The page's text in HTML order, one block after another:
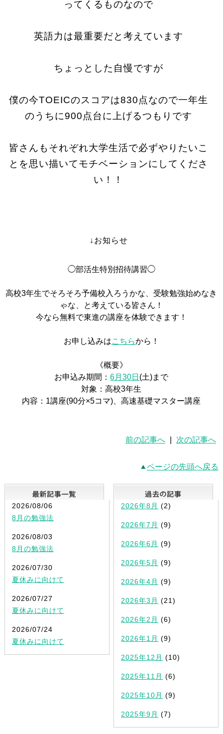
ってくるものなので
英語力は最重要だと考えています
ちょっとした自慢ですが
僕の今TOEICのスコアは830点なので一年生
のうちに900点台に上げるつもりです
皆さんもそれぞれ大学生活で必ずやりたいこ
とを思い描いてモチベーションにしてくださ
い！！
↓お知らせ
◯部活生特別招待講習◯
高校3年生でそろそろ予備校入ろうかな、受験勉強始めなき
ゃな、と考えている皆さん！
今なら無料で東進の講座を体験できます！
お申し込みはこちらから！
《概要》
お申込み期間：6月30日 (土)まで
対象：高校3年生
内容：1講座(90分×5コマ)、高速基礎マスター講座
前の記事へ 次の記事へ
ページの先頭へ戻る
最新記事一覧
2026/08/06
8月の勉強法
2026/08/03
8月の勉強法
2026/07/30
夏休みに向けて
2026/07/27
夏休みに向けて
2026/07/24
夏休みに向けて
2026年8月 (2)
2026年7月 (9)
2026年6月 (9)
2026年5月 (9)
2026年4月 (9)
2026年3月 (21)
2026年2月 (6)
2026年1月 (9)
2025年12月 (10)
2025年11月 (6)
2025年10月 (9)
2025年9月 (7)